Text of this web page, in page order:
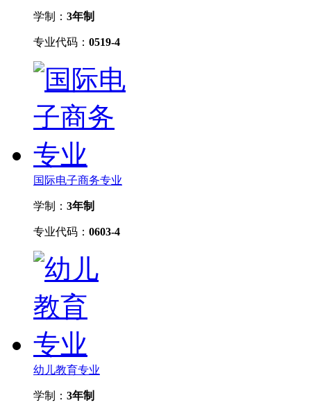
学制： 3年制
专业代码： 0519-4
国际电子商务专业
学制： 3年制
专业代码： 0603-4
幼儿教育专业
学制： 3年制